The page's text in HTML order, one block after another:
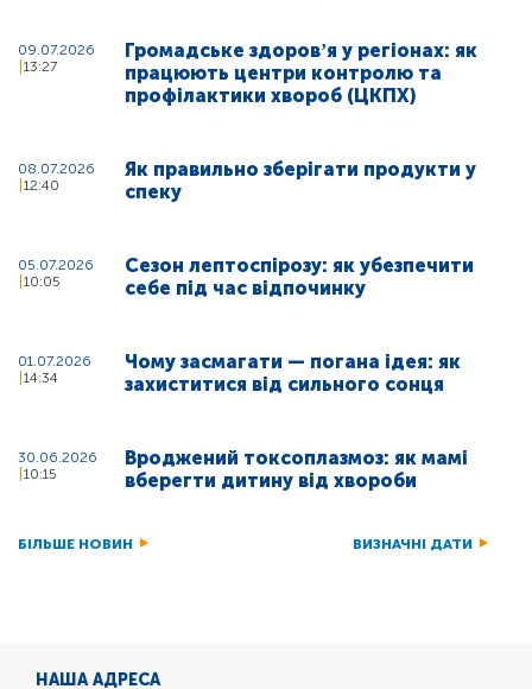
09.07.2026
13:27
Громадське здоровʼя у регіонах: як
працюють центри контролю та
профілактики хвороб (ЦКПХ)
08.07.2026
12:40
Як правильно зберігати продукти у
спеку
05.07.2026
10:05
Сезон лептоспірозу: як убезпечити
себе під час відпочинку
01.07.2026
14:34
Чому засмагати — погана ідея: як
захиститися від сильного сонця
30.06.2026
10:15
Вроджений токсоплазмоз: як мамі
вберегти дитину від хвороби
БІЛЬШЕ НОВИН ВИЗНАЧНІ ДАТИ
НАША АДРЕСА